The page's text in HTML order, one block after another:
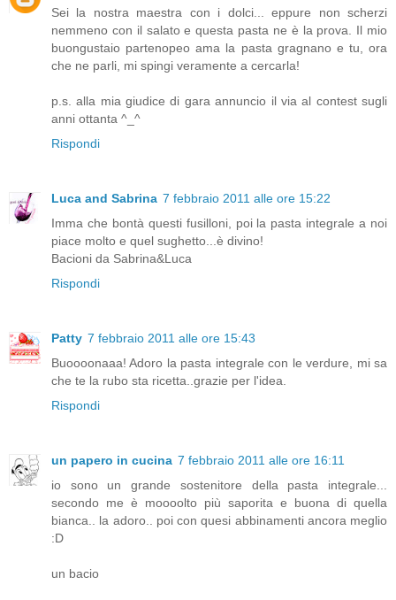
Sei la nostra maestra con i dolci... eppure non scherzi
nemmeno con il salato e questa pasta ne è la prova. Il mio
buongustaio partenopeo ama la pasta gragnano e tu, ora
che ne parli, mi spingi veramente a cercarla!
p.s. alla mia giudice di gara annuncio il via al contest sugli
anni ottanta ^_^
Rispondi
Luca and Sabrina 7 febbraio 2011 alle ore 15:22
Imma che bontà questi fusilloni, poi la pasta integrale a noi
piace molto e quel sughetto...è divino!
Bacioni da Sabrina&Luca
Rispondi
Patty 7 febbraio 2011 alle ore 15:43
Buoooonaaa! Adoro la pasta integrale con le verdure, mi sa
che te la rubo sta ricetta..grazie per l'idea.
Rispondi
un papero in cucina 7 febbraio 2011 alle ore 16:11
io sono un grande sostenitore della pasta integrale...
secondo me è moooolto più saporita e buona di quella
bianca.. la adoro.. poi con quesi abbinamenti ancora meglio
:D
un bacio